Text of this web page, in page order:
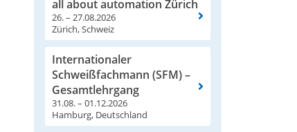
all about automation Zürich
26. – 27.08.2026
Zürich, Schweiz
Internationaler
Schweißfachmann (SFM) –
Gesamtlehrgang
31.08. – 01.12.2026
Hamburg, Deutschland